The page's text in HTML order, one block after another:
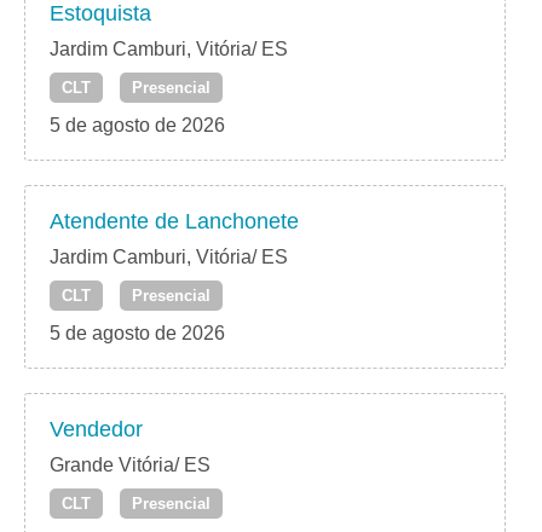
Estoquista
Jardim Camburi, Vitória/ ES
CLT Presencial
5 de agosto de 2026
Atendente de Lanchonete
Jardim Camburi, Vitória/ ES
CLT Presencial
5 de agosto de 2026
Vendedor
Grande Vitória/ ES
CLT Presencial